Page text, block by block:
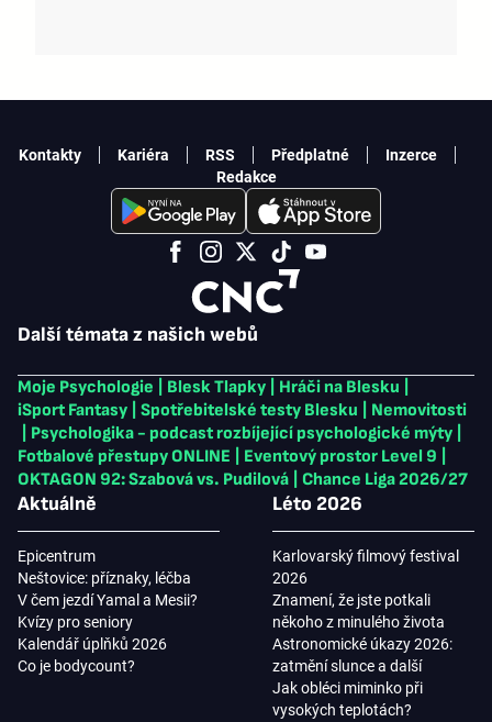
Další témata z našich webů
Moje Psychologie Blesk Tlapky Hráči na Blesku
iSport Fantasy
Spotřebitelské testy Blesku
Nemovitosti
Psychologika - podcast rozbíjející psychologické mýty
Fotbalové přestupy ONLINE
Eventový prostor Level 9
OKTAGON 92: Szabová vs. Pudilová
Chance Liga 2026/27
Aktuálně
Epicentrum
Neštovice: příznaky, léčba
V čem jezdí Yamal a Mesii?
Kvízy pro seniory
Kalendář úplňků 2026
Co je bodycount?
Léto 2026
Karlovarský filmový festival
2026
Znamení, že jste potkali
někoho z minulého života
Astronomické úkazy 2026:
zatmění slunce a další
Jak obléci miminko při
vysokých teplotách?
Kontakty Kariéra RSS Předplatné
Inzerce
Redakce